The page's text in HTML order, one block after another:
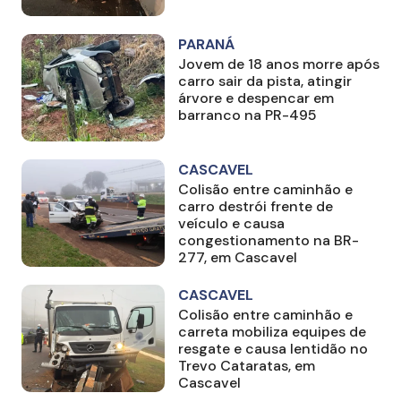
PARANÁ
Jovem de 18 anos morre após
carro sair da pista, atingir
árvore e despencar em
barranco na PR-495
CASCAVEL
Colisão entre caminhão e
carro destrói frente de
veículo e causa
congestionamento na BR-
277, em Cascavel
CASCAVEL
Colisão entre caminhão e
carreta mobiliza equipes de
resgate e causa lentidão no
Trevo Cataratas, em
Cascavel